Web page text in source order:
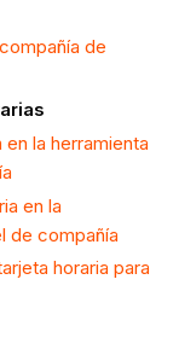
de
la herramienta
en la
de compañía
horaria para